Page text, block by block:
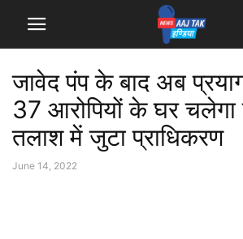
जावेद पंप के बाद अब
37 आरोपियों के घर
तलाश में जुटा प्राधिकरण
June 14, 2022